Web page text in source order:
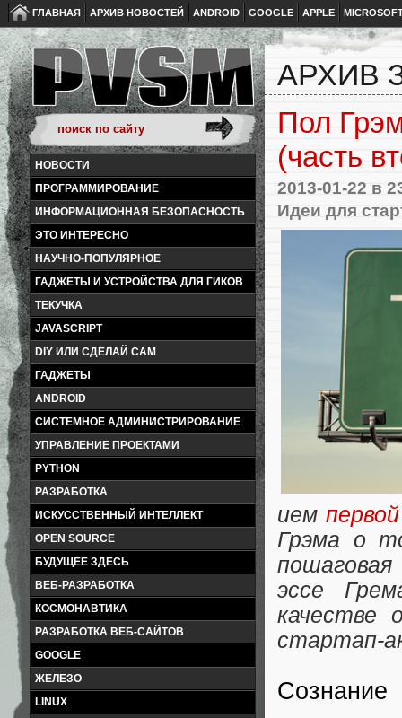
ГЛАВНАЯ АРХИВ НОВОСТЕЙ ANDROID GOOGLE APPLE
НОВОСТИ
ПРОГРАММИРОВАНИЕ
ИНФОРМАЦИОННАЯ БЕЗОПАСНОСТЬ
ЭТО ИНТЕРЕСНО
НАУЧНО-ПОПУЛЯРНОЕ
ГАДЖЕТЫ И УСТРОЙСТВА ДЛЯ ГИКОВ
ТЕКУЧКА
JAVASCRIPT
DIY ИЛИ СДЕЛАЙ САМ
ГАДЖЕТЫ
ANDROID
СИСТЕМНОЕ АДМИНИСТРИРОВАНИЕ
УПРАВЛЕНИЕ ПРОЕКТАМИ
PYTHON
РАЗРАБОТКА
ИСКУССТВЕННЫЙ ИНТЕЛЛЕКТ
OPEN SOURCE
БУДУЩЕЕ ЗДЕСЬ
ВЕБ-РАЗРАБОТКА
КОСМОНАВТИКА
РАЗРАБОТКА ВЕБ-САЙТОВ
GOOGLE
ЖЕЛЕЗО
LINUX
АРХИВ
Пол
(часть
2013-01-22 в
Идеи для
ием
Грэма о
пошаговая
эссе
качестве
стартап-
Сознание